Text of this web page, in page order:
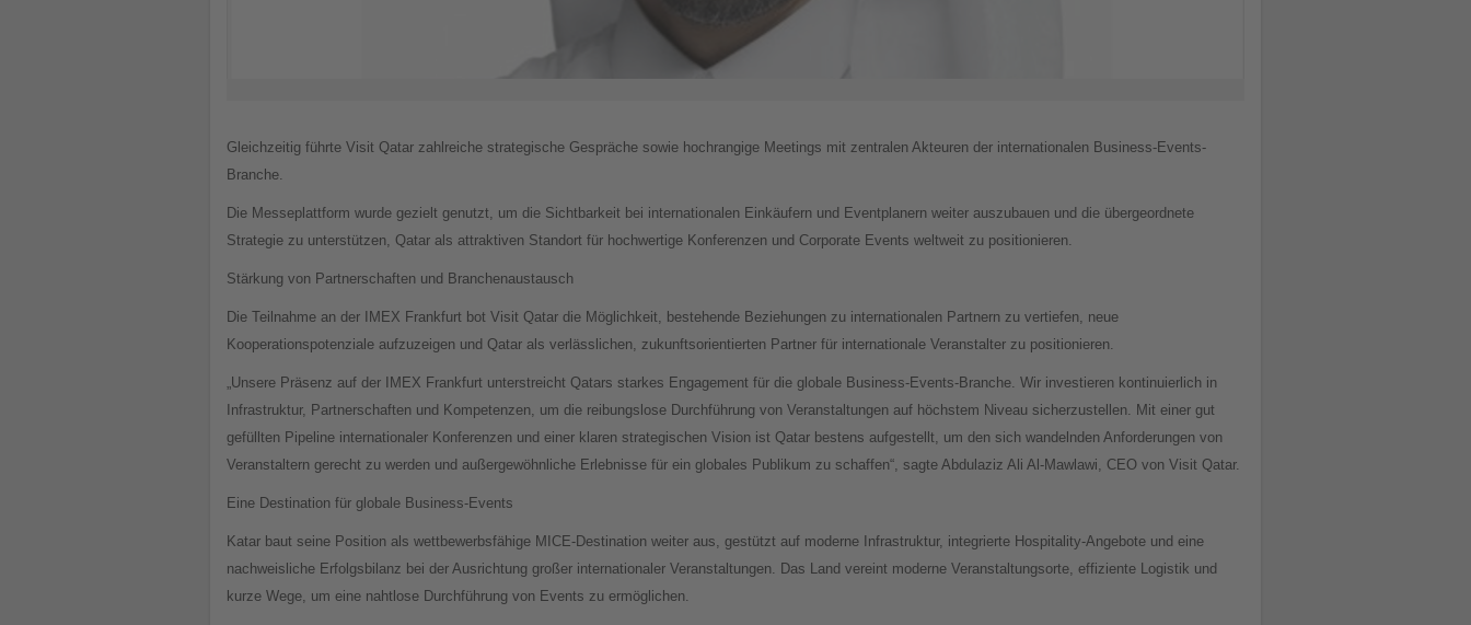
Gleichzeitig führte Visit Qatar zahlreiche strategische Gespräche sowie hochrangige Meetings mit zentralen Akteuren der internationalen Business-Events-
Branche.
Die Messeplattform wurde gezielt genutzt, um die Sichtbarkeit bei internationalen Einkäufern und Eventplanern weiter auszubauen und die übergeordnete
Strategie zu unterstützen, Qatar als attraktiven Standort für hochwertige Konferenzen und Corporate Events weltweit zu positionieren.
Stärkung von Partnerschaften und Branchenaustausch
Die Teilnahme an der IMEX Frankfurt bot Visit Qatar die Möglichkeit, bestehende Beziehungen zu internationalen Partnern zu vertiefen, neue
Kooperationspotenziale aufzuzeigen und Qatar als verlässlichen, zukunftsorientierten Partner für internationale Veranstalter zu positionieren.
„Unsere Präsenz auf der IMEX Frankfurt unterstreicht Qatars starkes Engagement für die globale Business-Events-Branche. Wir investieren kontinuierlich in
Infrastruktur, Partnerschaften und Kompetenzen, um die reibungslose Durchführung von Veranstaltungen auf höchstem Niveau sicherzustellen. Mit einer gut
gefüllten Pipeline internationaler Konferenzen und einer klaren strategischen Vision ist Qatar bestens aufgestellt, um den sich wandelnden Anforderungen von
Veranstaltern gerecht zu werden und außergewöhnliche Erlebnisse für ein globales Publikum zu schaffen“, sagte Abdulaziz Ali Al-Mawlawi, CEO von Visit Qatar.
Eine Destination für globale Business-Events
Katar baut seine Position als wettbewerbsfähige MICE-Destination weiter aus, gestützt auf moderne Infrastruktur, integrierte Hospitality-Angebote und eine
nachweisliche Erfolgsbilanz bei der Ausrichtung großer internationaler Veranstaltungen. Das Land vereint moderne Veranstaltungsorte, effiziente Logistik und
kurze Wege, um eine nahtlose Durchführung von Events zu ermöglichen.